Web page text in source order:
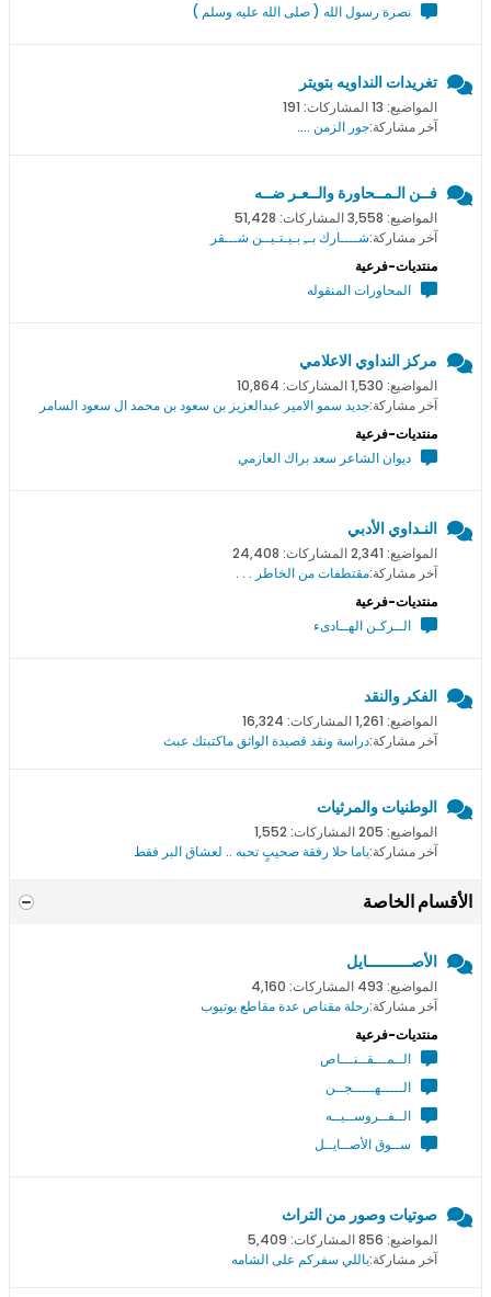
نصرة رسول الله ( صلى الله عليه وسلم )
تغريدات النداويه بتويتر
المواضيع: 13 المشاركات: 191
آخر مشاركة:جور الزمن ....
فــن الـمــحاورة والــعـر ضــه
المواضيع: 3,558 المشاركات: 51,428
آخر مشاركة:شــــارك بــِ بـيـتـيــن شـــقر
منتديات-فرعية
المحاورات المنقوله
مركز النداوي الاعلامي
المواضيع: 1,530 المشاركات: 10,864
آخر مشاركة:جديد سمو اﻻمير عبدالعزيز بن سعود بن محمد ال سعود السامر
منتديات-فرعية
ديوان الشاعر سعد براك العازمي
النـداوي الأدبي
المواضيع: 2,341 المشاركات: 24,408
آخر مشاركة:مقتطفات من الخاطر . . .
منتديات-فرعية
الــركـن الهــادىء
الفكر والنقد
المواضيع: 1,261 المشاركات: 16,324
آخر مشاركة:دراسة ونقد قصيدة الواثق ماكتبتك عبث
الوطنيات والمرثيات
المواضيع: 205 المشاركات: 1,552
آخر مشاركة:ياما حلا رفقة صحيبٍ تحبه .. لعشاق البر فقط
الأقسام الخاصة
الأصــــــــــايل
المواضيع: 493 المشاركات: 4,160
آخر مشاركة:رحلة مقناص عدة مقاطع يوتيوب
منتديات-فرعية
الــمـــقــنـــاص
الـــــهـــــجــن
الــفــروســيــه
ســوق الأصــايــل
صوتيات وصور من التراث
المواضيع: 856 المشاركات: 5,409
آخر مشاركة:ياللي سفركم على الشامه